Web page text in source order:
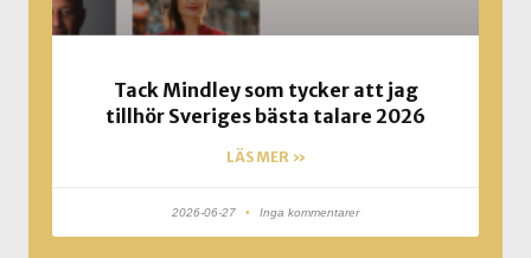
Tack Mindley som tycker att jag
tillhör Sveriges bästa talare 2026
LÄS MER »
2026-06-27 Inga kommentarer